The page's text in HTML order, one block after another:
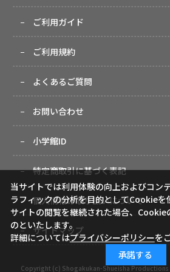
ご利用ガイド
ご利用規約
よくあるご質問
お問い合わせ
小学館ID
特定商取引に基づく表記
個人情報の取り扱いについて
サイトマップ
Copyright (c) Shogakukan-Shueisha Productions
当サイトでは利用体験の向上およびコン
ラフィックの分析を目的としてCookieを
サイトの閲覧を継続された場合、Cookie
のといたします。
詳細についてはプライバシーポリシーを
承諾する